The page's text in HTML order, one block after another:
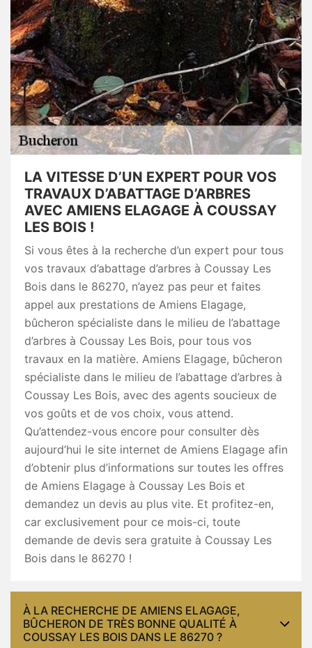
LA VITESSE D’UN EXPERT POUR VOS
TRAVAUX D’ABATTAGE D’ARBRES
AVEC AMIENS ELAGAGE À COUSSAY
LES BOIS !
Si vous êtes à la recherche d’un expert pour tous
vos travaux d’abattage d’arbres à Coussay Les
Bois dans le 86270, n’ayez pas peur et faites
appel aux prestations de Amiens Elagage,
bûcheron spécialiste dans le milieu de l’abattage
d’arbres à Coussay Les Bois, pour tous vos
travaux en la matière. Amiens Elagage, bûcheron
spécialiste dans le milieu de l’abattage d’arbres à
Coussay Les Bois, avec des agents soucieux de
vos goûts et de vos choix, vous attend.
Qu’attendez-vous encore pour consulter dès
aujourd’hui le site internet de Amiens Elagage afin
d’obtenir plus d’informations sur toutes les offres
de Amiens Elagage à Coussay Les Bois et
demandez un devis au plus vite. Et profitez-en,
car exclusivement pour ce mois-ci, toute
demande de devis sera gratuite à Coussay Les
Bois dans le 86270 !
À LA RECHERCHE DE AMIENS ELAGAGE,
BÛCHERON DE TRÈS BONNE QUALITÉ À
COUSSAY LES BOIS DANS LE 86270 ?